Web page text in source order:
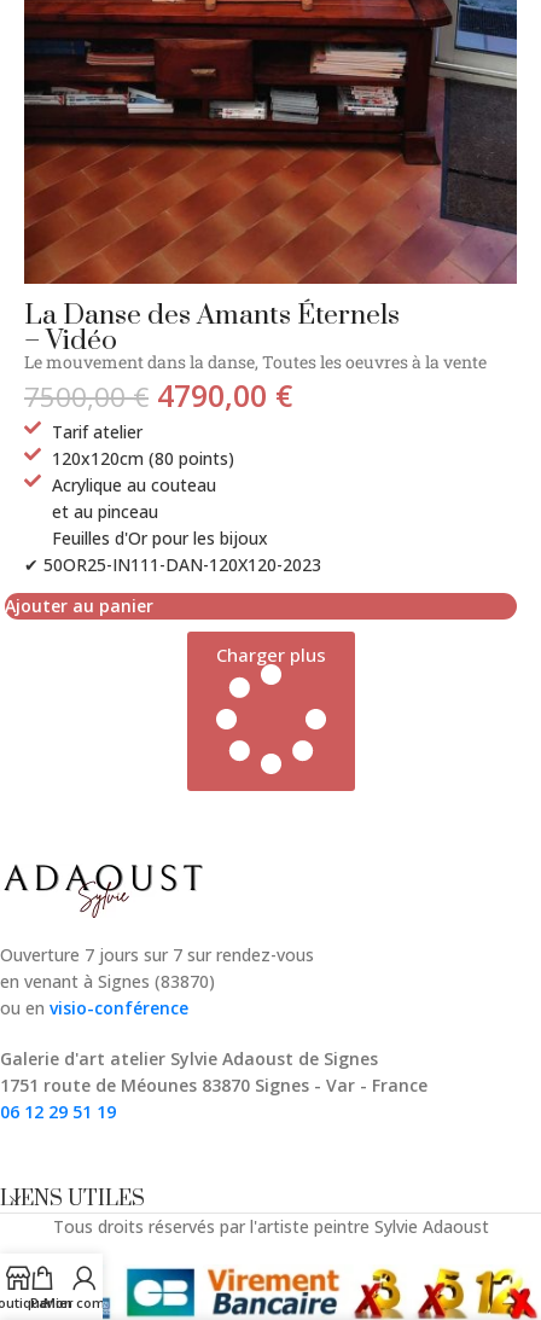
La Danse des Amants Éternels
– Vidéo
Le mouvement dans la danse, Toutes les oeuvres à la vente
7500,00€ 4790,00 €
Tarif atelier
120x120cm (80 points)
Acrylique au couteau
et au pinceau
Feuilles d'Or pour les bijoux
✔ 50OR25-IN111-DAN-120X120-2023
Ajouter au panier
Charger plus
Ouverture 7 jours sur 7 sur rendez-vous
en venant à Signes (83870)
ou en visio-conférence
Galerie d'art atelier Sylvie Adaoust de Signes
1751 route de Méounes 83870 Signes - Var - France
06 12 29 51 19
LIENS UTILES
Tous droits réservés par l'artiste peintre Sylvie Adaoust
Panier
Mon compte